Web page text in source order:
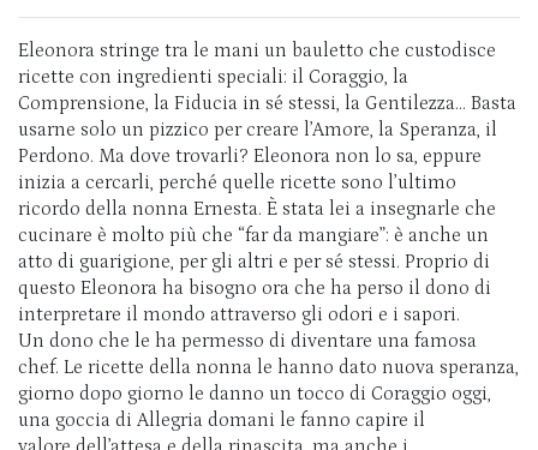
Eleonora stringe tra le mani un bauletto che custodisce
ricette con ingredienti speciali: il Coraggio, la
Comprensione, la Fiducia in sé stessi, la Gentilezza… Basta
usarne solo un pizzico per creare l’Amore, la Speranza, il
Perdono. Ma dove trovarli? Eleonora non lo sa, eppure
inizia a cercarli, perché quelle ricette sono l’ultimo
ricordo della nonna Ernesta. È stata lei a insegnarle che
cucinare è molto più che “far da mangiare”: è anche un
atto di guarigione, per gli altri e per sé stessi. Proprio di
questo Eleonora ha bisogno ora che ha perso il dono di
interpretare il mondo attraverso gli odori e i sapori.
Un dono che le ha permesso di diventare una famosa
chef. Le ricette della nonna le hanno dato nuova speranza,
giorno dopo giorno le danno un tocco di Coraggio oggi,
una goccia di Allegria domani le fanno capire il